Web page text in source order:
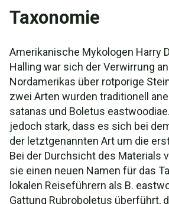
Taxonomie
Amerikanische Mykologen Harry
Halling war sich der Verwirrung
Nordamerikas über rotporige
zwei Arten wurden traditionell
satanas und Boletus
jedoch stark, dass es sich bei
der letztgenannten Art um die
Bei der Durchsicht des Materials
sie einen neuen Namen für das
lokalen Reiseführern als B.
Gattung Rubroboletus überführt,